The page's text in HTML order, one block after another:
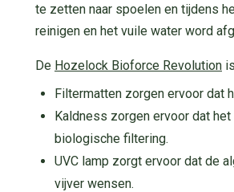
te zetten naar spoelen en tijdens
reinigen en het vuile water word
De Hozelock Bioforce Revolution
Filtermatten zorgen ervoor dat
Kaldness zorgen ervoor dat
biologische filtering.
UVC lamp zorgt ervoor dat de
vijver wensen.